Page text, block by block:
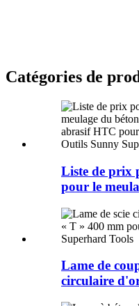
Catégories de
Liste de prix
pour le
Lame de
circulaire